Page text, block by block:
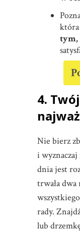
tym,
4.
Nie bierz
i
dnia jest
trwała dwa
rady.
lub